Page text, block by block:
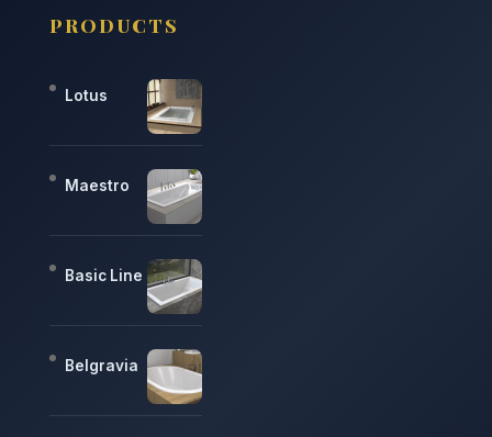
PRODUCTS
Lotus
Maestro
Basic Line
Belgravia